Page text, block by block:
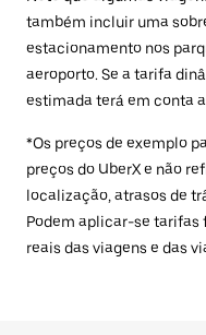
também incluir uma
estacionamento nos
aeroporto. Se a tarifa
estimada terá em conta
*Os preços de exemplo
preços do UberX e não
localização, atrasos de
Podem aplicar-se tarifas
reais das viagens e das